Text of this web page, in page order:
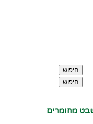
חיפוש
חיפוש